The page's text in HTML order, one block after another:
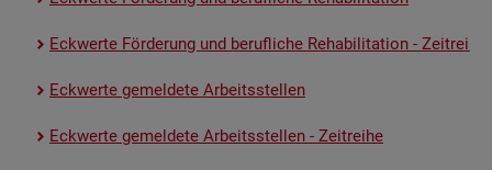
Eck­wer­te För­de­rung und be­ruf­li­che Re­ha­bi­li­ta­ti­on - Zeit­rei­he
Eck­wer­te ge­mel­de­te Ar­beits­stel­len
Eck­wer­te ge­mel­de­te Ar­beits­stel­len - Zeit­rei­he